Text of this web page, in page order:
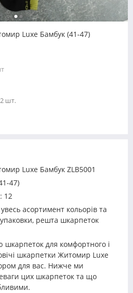
Luxe Бамбук (41-47)
шт.
Luxe Бамбук ZLB5001
47)
12
асортимент кольорів та
решта шкарпеток
шкарпеток для комфортного і
шкарпетки Житомир Luxe
для вас. Нижче ми
цих шкарпеток та що